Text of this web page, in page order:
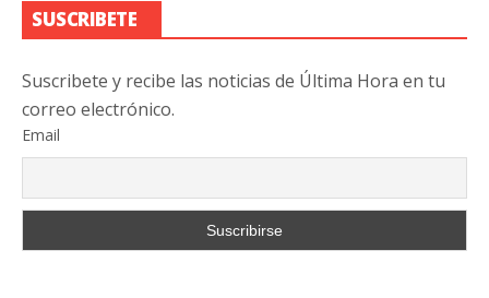
SUSCRIBETE
Suscribete y recibe las noticias de Última Hora en tu
correo electrónico.
Email